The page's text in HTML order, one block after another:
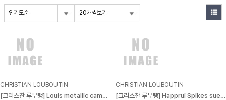
인기도순 20개씩보기
CHRISTIAN LOUBOUTIN
[크리스찬 루부탱] Louis metallic camouflage-print leather high-top sneakers
CHRISTIAN LOUBOUTIN
[크리스찬 루부탱] Happrui Spikes suede and leather-trimmed mesh sneakers